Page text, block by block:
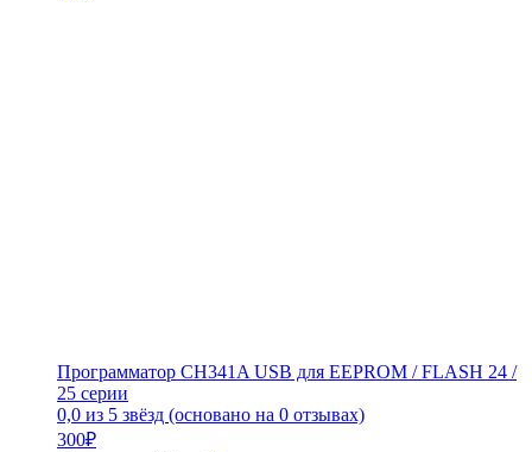
Программатор CH341A USB для EEPROM / FLASH 24 /
25 серии
0,0 из 5 звёзд (основано на 0 отзывах)
300₽